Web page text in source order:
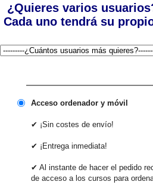
¿Quieres varios
Cada uno tendrá su
Acceso ordenador y móvil
✔ ¡Sin costes de envío!
✔ ¡Entrega inmediata!
✔ Al instante de hacer el pedido
de acceso a los cursos para